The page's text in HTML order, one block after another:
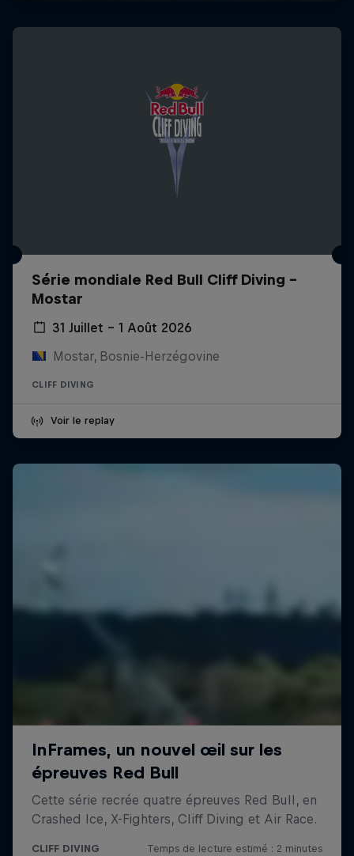
Série mondiale Red Bull Cliff Diving -
Mostar
31 Juillet – 1 Août 2026
Mostar, Bosnie-Herzégovine
CLIFF DIVING
Voir le replay